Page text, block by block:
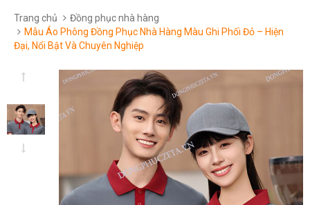
Trang chủ
Đồng phục nhà hàng
Mẫu Áo Phông Đồng Phục Nhà Hàng Màu Ghi Phối Đỏ – Hiện
Đại, Nổi Bật Và Chuyên Nghiệp